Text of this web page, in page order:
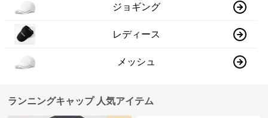
ジョギング
レディース
メッシュ
ランニングキャップ 人気アイテム